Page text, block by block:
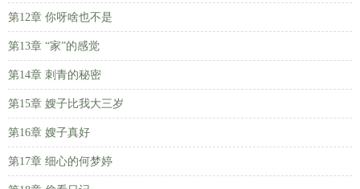
第12章 你呀啥也不是
第13章 “家”的感觉
第14章 刺青的秘密
第15章 嫂子比我大三岁
第16章 嫂子真好
第17章 细心的何梦婷